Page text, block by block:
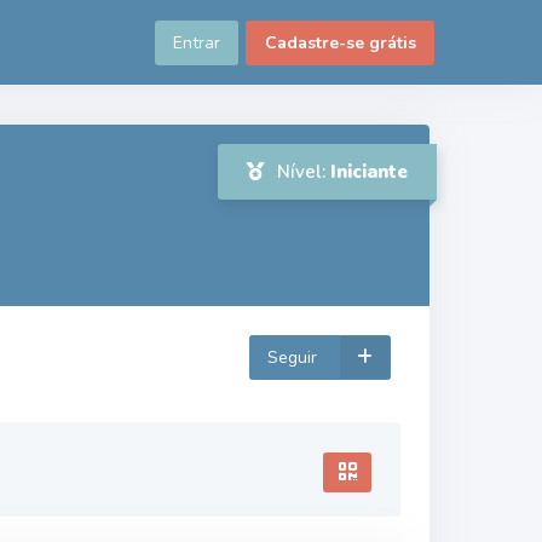
Entrar Cadastre-se grátis
Nível: Iniciante
Seguir